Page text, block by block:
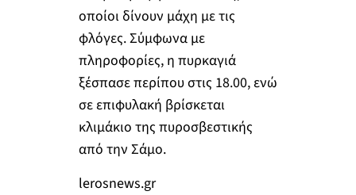
οποίοι δίνουν μάχη με τις
φλόγες. Σύμφωνα με
πληροφορίες, η πυρκαγιά
ξέσπασε περίπου στις 18.00, ενώ
σε επιφυλακή βρίσκεται
κλιμάκιο της πυροσβεστικής
από την Σάμο.
lerosnews.gr